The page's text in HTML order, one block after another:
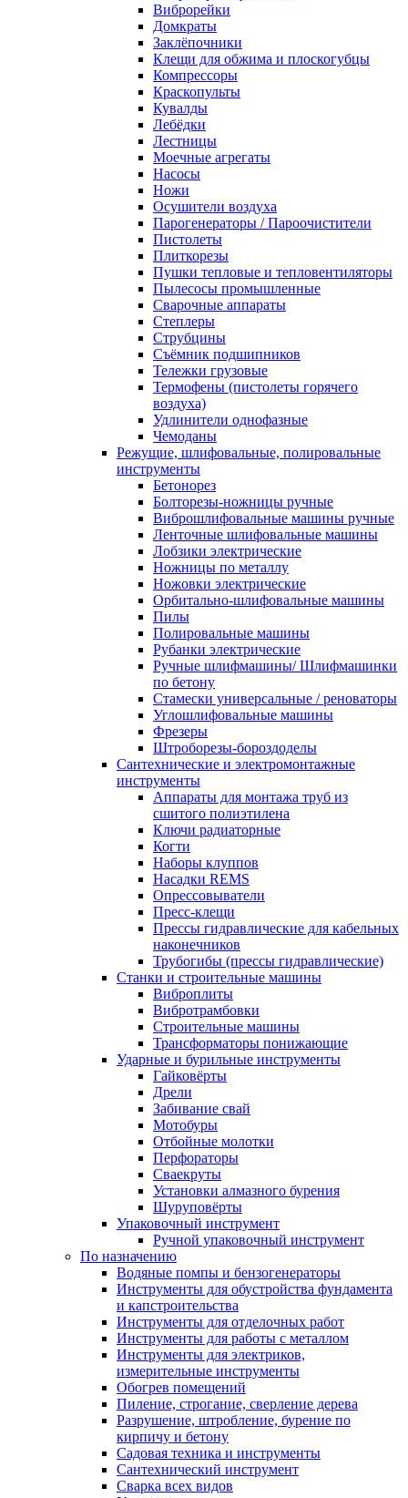
Виброрейки
Домкраты
Заклёпочники
Клещи для обжима и плоскогубцы
Компрессоры
Краскопульты
Кувалды
Лебёдки
Лестницы
Моечные агрегаты
Насосы
Ножи
Осушители воздуха
Парогенераторы / Пароочистители
Пистолеты
Плиткорезы
Пушки тепловые и тепловентиляторы
Пылесосы промышленные
Сварочные аппараты
Степлеры
Струбцины
Съёмник подшипников
Тележки грузовые
Термофены (пистолеты горячего
воздуха)
Удлинители однофазные
Чемоданы
Режущие, шлифовальные, полировальные
инструменты
Бетонорез
Болторезы-ножницы ручные
Виброшлифовальные машины ручные
Ленточные шлифовальные машины
Лобзики электрические
Ножницы по металлу
Ножовки электрические
Орбитально-шлифовальные машины
Пилы
Полировальные машины
Рубанки электрические
Ручные шлифмашины/ Шлифмашинки
по бетону
Стамески универсальные / реноваторы
Углошлифовальные машины
Фрезеры
Штроборезы-бороздоделы
Сантехнические и электромонтажные
инструменты
Аппараты для монтажа труб из
сшитого полиэтилена
Ключи радиаторные
Когти
Наборы клуппов
Насадки REMS
Опрессовыватели
Пресс-клещи
Прессы гидравлические для кабельных
наконечников
Трубогибы (прессы гидравлические)
Станки и строительные машины
Виброплиты
Вибротрамбовки
Строительные машины
Трансформаторы понижающие
Ударные и бурильные инструменты
Гайковёрты
Дрели
Забивание свай
Мотобуры
Отбойные молотки
Перфораторы
Сваекруты
Установки алмазного бурения
Шуруповёрты
Упаковочный инструмент
Ручной упаковочный инструмент
По назначению
Водяные помпы и бензогенераторы
Инструменты для обустройства фундамента
и капстроительства
Инструменты для отделочных работ
Инструменты для работы с металлом
Инструменты для электриков,
измерительные инструменты
Обогрев помещений
Пиление, строгание, сверление дерева
Разрушение, штробление, бурение по
кирпичу и бетону
Садовая техника и инструменты
Сантехнический инструмент
Сварка всех видов